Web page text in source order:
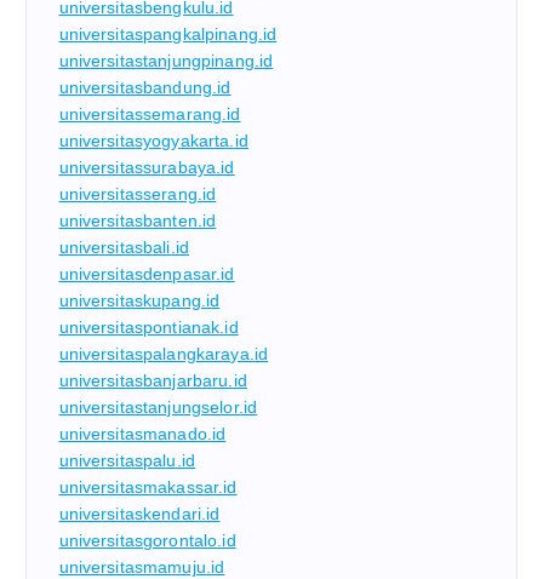
universitasbengkulu.id
universitaspangkalpinang.id
universitastanjungpinang.id
universitasbandung.id
universitassemarang.id
universitasyogyakarta.id
universitassurabaya.id
universitasserang.id
universitasbanten.id
universitasbali.id
universitasdenpasar.id
universitaskupang.id
universitaspontianak.id
universitaspalangkaraya.id
universitasbanjarbaru.id
universitastanjungselor.id
universitasmanado.id
universitaspalu.id
universitasmakassar.id
universitaskendari.id
universitasgorontalo.id
universitasmamuju.id